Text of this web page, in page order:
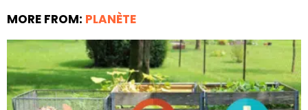
MORE FROM: PLANÈTE